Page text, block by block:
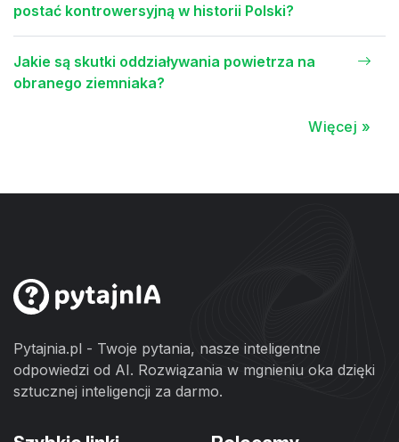
postać kontrowersyjną w historii Polski?
Jakie są skutki oddziaływania powietrza na
obranego ziemniaka?
Więcej »
Pytajnia.pl - Twoje pytania, nasze inteligentne
odpowiedzi od AI. Rozwiązania w mgnieniu oka dzięki
sztucznej inteligencji za darmo.